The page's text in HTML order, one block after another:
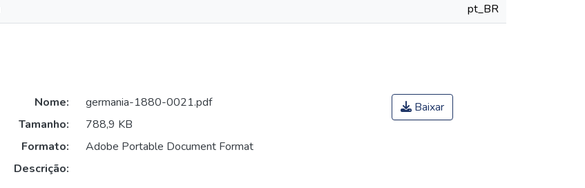
pt_BR
Nome:
germania-1880-0021.pdf
Tamanho:
788,9 KB
Formato:
Adobe Portable Document Format
Descrição:
Baixar